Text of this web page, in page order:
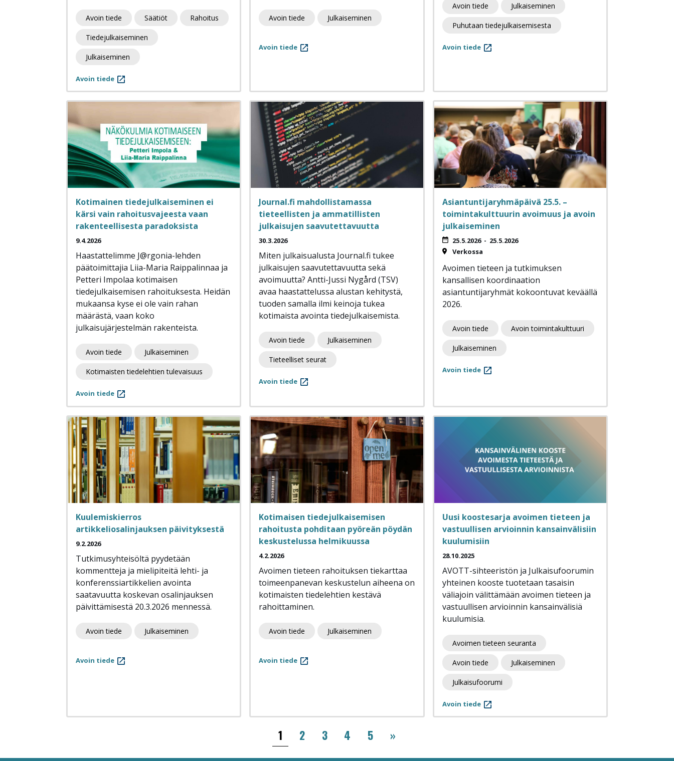
Avoin tiede Säätiöt Rahoitus
Tiedejulkaiseminen
Julkaiseminen
Avoin tiede
Avoin tiede Julkaiseminen
Avoin tiede
Avoin tiede Julkaiseminen
Puhutaan tiedejulkaisemisesta
Avoin tiede
Kotimainen tiedejulkaiseminen ei
kärsi vain rahoitusvajeesta vaan
rakenteellisesta paradoksista
9.4.2026
Haastattelimme J@rgonia-lehden
päätoimittajia Liia-Maria Raippalinnaa ja
Petteri Impolaa kotimaisen
tiedejulkaisemisen rahoituksesta. Heidän
mukaansa kyse ei ole vain rahan
määrästä, vaan koko
julkaisujärjestelmän rakenteista.
Avoin tiede Julkaiseminen
Kotimaisten tiedelehtien tulevaisuus
Avoin tiede
Journal.fi mahdollistamassa
tieteellisten ja ammatillisten
julkaisujen saavutettavuutta
30.3.2026
Miten julkaisualusta Journal.fi tukee
julkaisujen saavutettavuutta sekä
avoimuutta? Antti-Jussi Nygård (TSV)
avaa haastattelussa alustan kehitystä,
tuoden samalla ilmi keinoja tukea
kotimaista avointa tiedejulkaisemista.
Avoin tiede Julkaiseminen
Tieteelliset seurat
Avoin tiede
Asiantuntijaryhmäpäivä 25.5. –
toimintakulttuurin avoimuus ja avoin
julkaiseminen
25.5.2026- 25.5.2026
Verkossa
Avoimen tieteen ja tutkimuksen
kansallisen koordinaation
asiantuntijaryhmät kokoontuvat keväällä
2026.
Avoin tiede Avoin toimintakulttuuri
Julkaiseminen
Avoin tiede
Kuulemiskierros
artikkeliosalinjauksen päivityksestä
9.2.2026
Tutkimusyhteisöltä pyydetään
kommentteja ja mielipiteitä lehti- ja
konferenssiartikkelien avointa
saatavuutta koskevan osalinjauksen
päivittämisestä 20.3.2026 mennessä.
Avoin tiede Julkaiseminen
Avoin tiede
Kotimaisen tiedejulkaisemisen
rahoitusta pohditaan pyöreän pöydän
keskustelussa helmikuussa
4.2.2026
Avoimen tieteen rahoituksen tiekarttaa
toimeenpanevan keskustelun aiheena on
kotimaisten tiedelehtien kestävä
rahoittaminen.
Avoin tiede Julkaiseminen
Avoin tiede
Uusi koostesarja avoimen tieteen ja
vastuullisen arvioinnin kansainvälisiin
kuulumisiin
28.10.2025
AVOTT-sihteeristön ja Julkaisufoorumin
yhteinen kooste tuotetaan tasaisin
väliajoin välittämään avoimen tieteen ja
vastuullisen arvioinnin kansainvälisiä
kuulumisia.
Avoimen tieteen seuranta
Avoin tiede Julkaiseminen
Julkaisufoorumi
Avoin tiede
1 2 3 4 5 »››